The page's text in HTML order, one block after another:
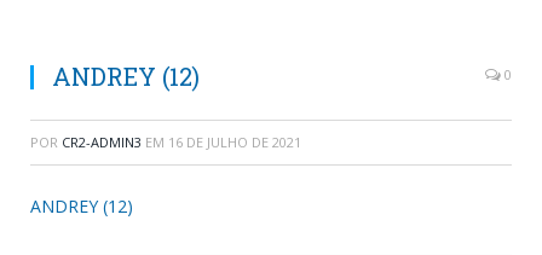
ANDREY (12) 0
POR CR2-ADMIN3 EM 16 DE JULHO DE 2021
ANDREY (12)